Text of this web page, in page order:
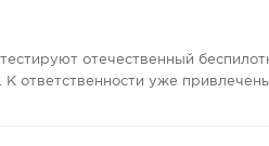
отечественный
К ответственности уже